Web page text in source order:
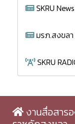
SKRU
มรภ.สงขลา
SKRU
งานสื่อสาร